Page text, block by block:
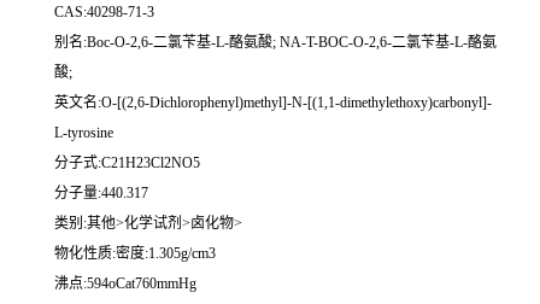
CAS:40298-71-3
别名:Boc-O-2,6-二氯苄基-L-酪氨酸; NA-T-BOC-O-2,6-二氯苄基-L-酪氨
酸;
英文名:O-[(2,6-Dichlorophenyl)methyl]-N-[(1,1-dimethylethoxy)carbonyl]-
L-tyrosine
分子式:C21H23Cl2NO5
分子量:440.317
类别:其他>化学试剂>卤化物>
物化性质:密度:1.305g/cm3
沸点:594oCat760mmHg